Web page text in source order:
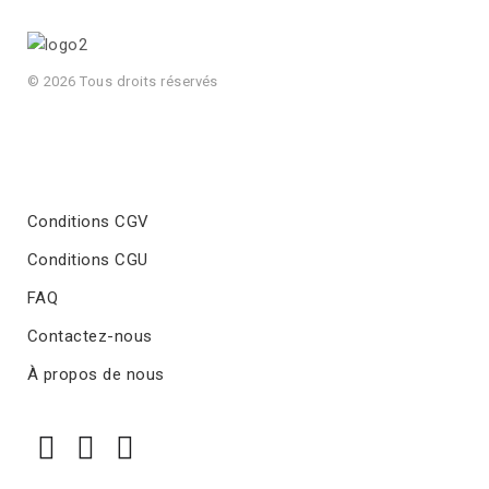
© 2026 Tous droits réservés
Conditions CGV
Conditions CGU
FAQ
Contactez-nous
À propos de nous